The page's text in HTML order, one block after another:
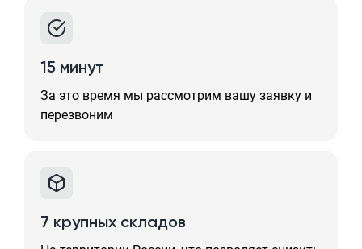
15 минут
За это время мы рассмотрим вашу заявку и
перезвоним
7 крупных складов